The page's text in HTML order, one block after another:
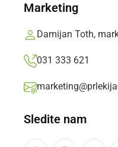
Marketing
Damijan Toth,
031 333 621
Sledite nam
V
Skupno